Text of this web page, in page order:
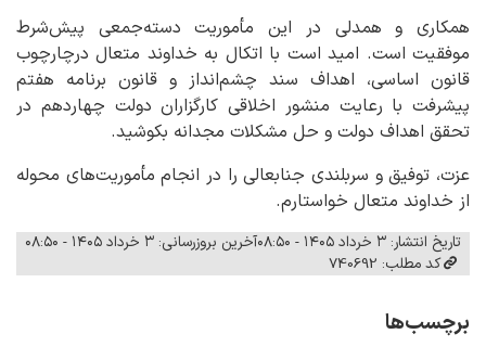
همکاری و همدلی در این مأموریت دسته‌جمعی پیش‌شرط
موفقیت است. امید است با اتکال به خداوند متعال درچارچوب
قانون اساسی، اهداف سند چشم‌انداز و قانون برنامه هفتم
پیشرفت با رعایت منشور اخلاقی کارگزاران دولت چهاردهم در
تحقق اهداف دولت و حل مشکلات مجدانه بکوشید.
عزت، توفیق و سربلندی جنابعالی را در انجام مأموریت‌های محوله
از خداوند متعال خواستارم.
تاریخ انتشار: ۳ خرداد ۱۴۰۵ - ۰۸:۵۰
آخرین بروزرسانی: ۳ خرداد ۱۴۰۵ - ۰۸:۵۰
کد مطلب: 740692
برچسب‌ها